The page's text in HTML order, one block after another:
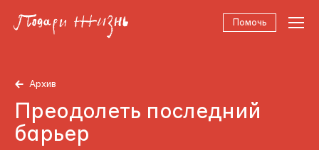
Помочь
Архив
Преодолеть последний
барьер